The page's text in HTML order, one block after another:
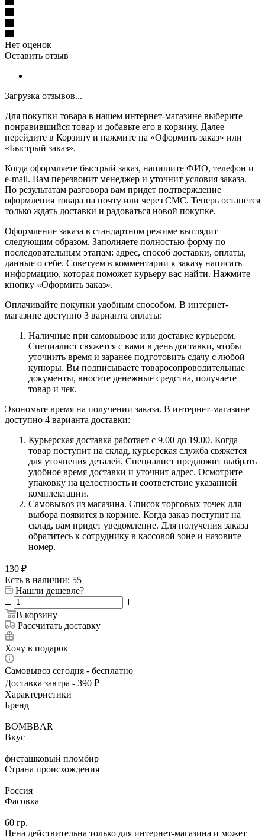
Нет оценок
Оставить отзыв
Загрузка отзывов...
Для покупки товара в нашем интернет-магазине выберите
понравившийся товар и добавьте его в корзину. Далее
перейдите в Корзину и нажмите на «Оформить заказ» или
«Быстрый заказ».
Когда оформляете быстрый заказ, напишите ФИО, телефон и
e-mail. Вам перезвонит менеджер и уточнит условия заказа.
По результатам разговора вам придет подтверждение
оформления товара на почту или через СМС. Теперь останется
только ждать доставки и радоваться новой покупке.
Оформление заказа в стандартном режиме выглядит
следующим образом. Заполняете полностью форму по
последовательным этапам: адрес, способ доставки, оплаты,
данные о себе. Советуем в комментарии к заказу написать
информацию, которая поможет курьеру вас найти. Нажмите
кнопку «Оформить заказ».
Оплачивайте покупки удобным способом. В интернет-
магазине доступно 3 варианта оплаты:
Наличные при самовывозе или доставке курьером.
Специалист свяжется с вами в день доставки, чтобы
уточнить время и заранее подготовить сдачу с любой
купюры. Вы подписываете товаросопроводительные
документы, вносите денежные средства, получаете
товар и чек.
Экономьте время на получении заказа. В интернет-магазине
доступно 4 варианта доставки:
Курьерская доставка работает с 9.00 до 19.00. Когда
товар поступит на склад, курьерская служба свяжется
для уточнения деталей. Специалист предложит выбрать
удобное время доставки и уточнит адрес. Осмотрите
упаковку на целостность и соответствие указанной
комплектации.
Самовывоз из магазина. Список торговых точек для
выбора появится в корзине. Когда заказ поступит на
склад, вам придет уведомление. Для получения заказа
обратитесь к сотруднику в кассовой зоне и назовите
номер.
130 ₽
Есть в наличии: 55
Нашли дешевле?
В корзину
Рассчитать доставку
Хочу в подарок
Самовывоз сегодня - бесплатно
Доставка завтра - 390 ₽
Характеристики
Бренд
—
BOMBBAR
Вкус
—
фисташковый пломбир
Страна происхождения
—
Россия
Фасовка
—
60 гр.
Цена действительна только для интернет-магазина и может